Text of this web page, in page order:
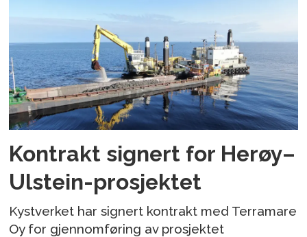
Kontrakt signert for Herøy–
Ulstein-prosjektet
Kystverket har signert kontrakt med Terramare
Oy for gjennomføring av prosjektet